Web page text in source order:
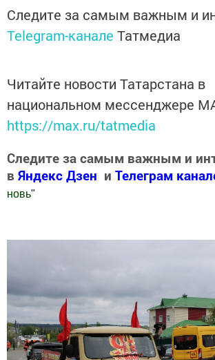
Следите за самым важным и
Telegram-канале Татмедиа
Читайте новости Татарстана в
национальном мессенджере
https://max.ru/tatmedia
Следите за самым важным и
в Яндекс Дзен и Телеграм
новь"